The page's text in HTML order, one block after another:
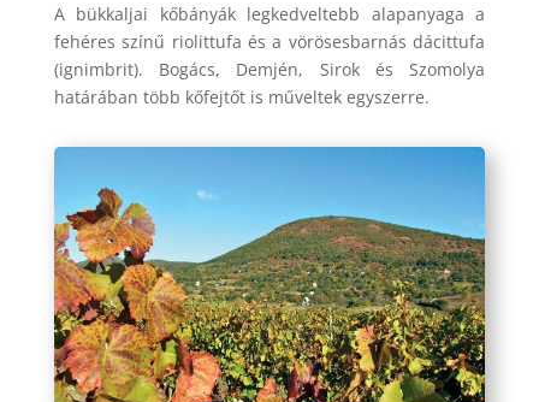
A bükkaljai kőbányák legkedveltebb alapanyaga a
fehéres színű riolittufa és a vörösesbarnás dácittufa
(ignimbrit). Bogács, Demjén, Sirok és Szomolya
határában több kőfejtőt is műveltek egyszerre.